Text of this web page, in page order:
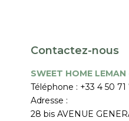
Contactez-nous
SWEET HOME
Téléphone : +33 4 50 71
Adresse :
28 bis AVENUE